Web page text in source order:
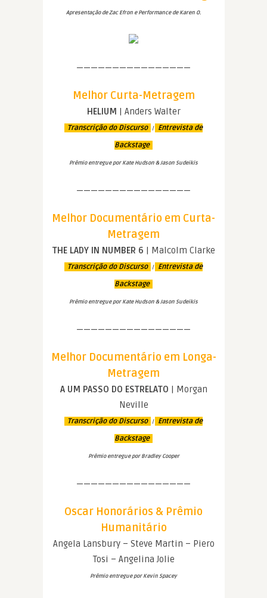
Apresentação de Zac Efron e Performance de Karen O.
————————————————
Melhor Curta-Metragem
HELIUM | Anders Walter
Transcrição do Discurso |
Entrevista de
Backstage
Prêmio entregue por Kate Hudson & Jason Sudeikis
————————————————
Melhor Documentário em Curta-
Metragem
THE LADY IN NUMBER 6 | Malcolm Clarke
Transcrição do Discurso |
Entrevista de
Backstage
Prêmio entregue por Kate Hudson & Jason Sudeikis
————————————————
Melhor Documentário em Longa-
Metragem
A UM PASSO DO ESTRELATO | Morgan
Neville
Transcrição do Discurso |
Entrevista de
Backstage
Prêmio entregue por Bradley Cooper
————————————————
Oscar Honorários & Prêmio
Humanitário
Angela Lansbury – Steve Martin – Piero
Tosi – Angelina Jolie
Prêmio entregue por Kevin Spacey